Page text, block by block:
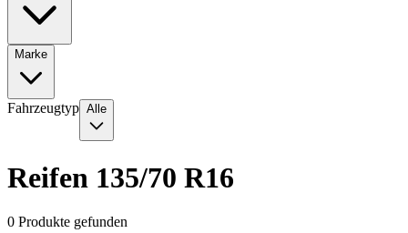
Marke
Fahrzeugtyp Alle
Reifen 135/70 R16
0 Produkte gefunden